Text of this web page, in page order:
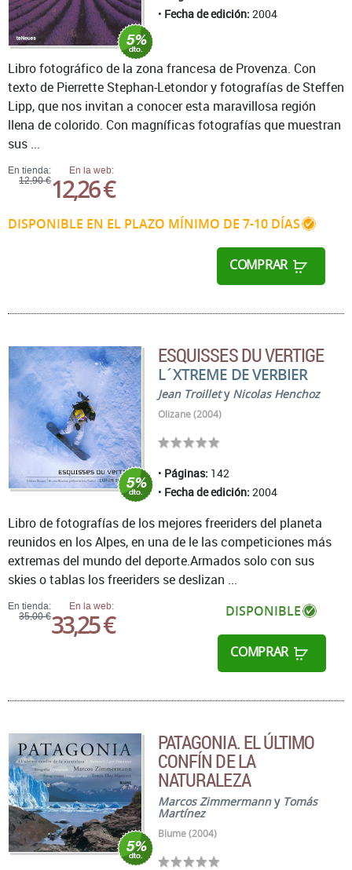
Fecha de edición: 2004
En tienda:
12,90 €
En la web:
12,26 €
DISPONIBLE EN EL PLAZO MÍNIMO DE 7-10 DÍAS
COMPRAR
Libro fotográfico de la zona francesa de Provenza. Con
texto de Pierrette Stephan-Letondor y fotografías de Steffen
Lipp, que nos invitan a conocer esta maravillosa región
llena de colorido. Con magníficas fotografías que muestran
sus ...
ESQUISSES DU VERTIGE
L´XTREME DE VERBIER
Jean Troillety Nicolas Henchoz
Olizane (2004)
Páginas: 142
Fecha de edición: 2004
En tienda:
35,00 €
En la web:
33,25 € DISPONIBLE
COMPRAR
Libro de fotografías de los mejores freeriders del planeta
reunidos en los Alpes, en una de le las competiciones más
extremas del mundo del deporte.Armados solo con sus
skies o tablas los freeriders se deslizan ...
PATAGONIA. EL ÚLTIMO
CONFÍN DE LA
NATURALEZA
Marcos Zimmermanny Tomás
Martínez
Blume (2004)